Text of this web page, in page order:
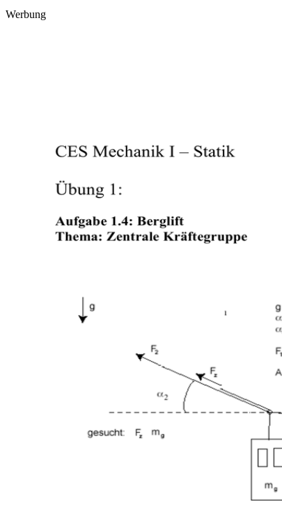
Werbung